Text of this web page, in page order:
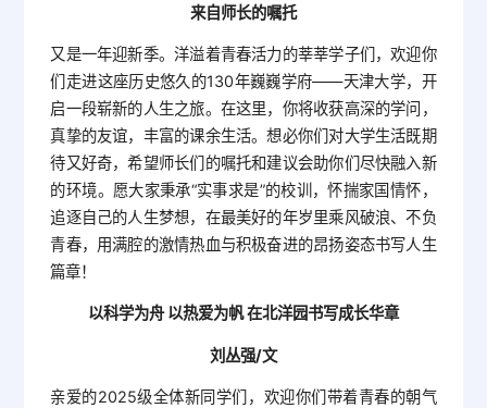
来自师长的嘱托
又是一年迎新季。洋溢着青春活力的莘莘学子们，欢迎你
们走进这座历史悠久的130年巍巍学府——天津大学，开
启一段崭新的人生之旅。在这里，你将收获高深的学问，
真挚的友谊，丰富的课余生活。想必你们对大学生活既期
待又好奇，希望师长们的嘱托和建议会助你们尽快融入新
的环境。愿大家秉承“实事求是”的校训，怀揣家国情怀，
追逐自己的人生梦想，在最美好的年岁里乘风破浪、不负
青春，用满腔的激情热血与积极奋进的昂扬姿态书写人生
篇章！
以科学为舟 以热爱为帆 在北洋园书写成长华章
刘丛强/文
亲爱的2025级全体新同学们，欢迎你们带着青春的朝气